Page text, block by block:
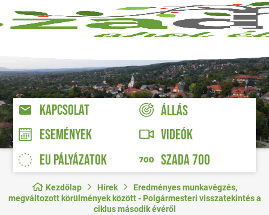
KAPCSOLAT
ÁLLÁS
ESEMÉNYEK
VIDEÓK
EU PÁLYÁZATOK
SZADA 700
Kezdőlap Hírek
Eredményes munkavégzés,
megváltozott körülmények között - Polgármesteri visszatekintés a
ciklus második évéről